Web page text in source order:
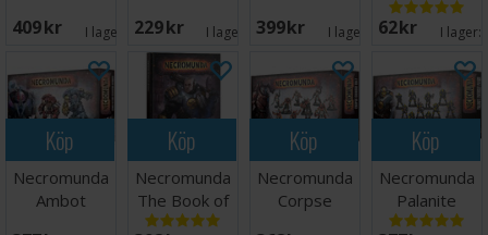
Sergeants
409 SEK I lager: 1 Weapons
229 SEK I lager: 4399 SEK I lager: 362 SEK I lager:
Köp
Necromunda
Ambot
Köp
Necromunda
The Book of
Judgement
Köp
Necromunda
Corpse
Köp
Necromunda
Palanite
Enforcer